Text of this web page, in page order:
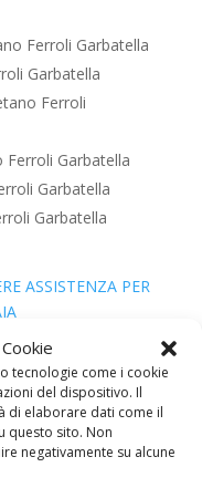
tecnologie come i cookie
del dispositivo. Il
di elaborare dati come il
questo sito. Non
negativamente su alcune
Ferroli Garbatella
Garbatella
Ferroli
Ferroli Garbatella
Garbatella
Garbatella
ASSISTENZA PER